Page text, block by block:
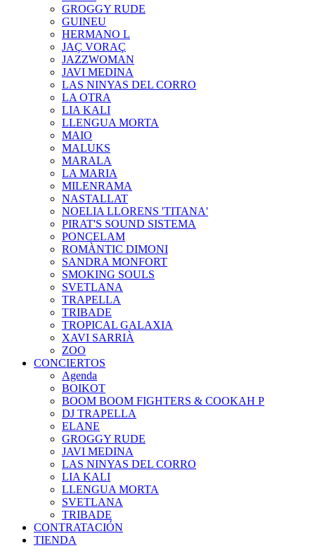
GROGGY RUDE
GUINEU
HERMANO L
JAÇ VORAÇ
JAZZWOMAN
JAVI MEDINA
LAS NINYAS DEL CORRO
LA OTRA
LIA KALI
LLENGUA MORTA
MAIO
MALUKS
MARALA
LA MARIA
MILENRAMA
NASTALLAT
NOELIA LLORENS 'TITANA'
PIRAT'S SOUND SISTEMA
PONCELAM
ROMÀNTIC DIMONI
SANDRA MONFORT
SMOKING SOULS
SVETLANA
TRAPELLA
TRIBADE
TROPICAL GALAXIA
XAVI SARRIÀ
ZOO
CONCIERTOS
Agenda
BOIKOT
BOOM BOOM FIGHTERS & COOKAH P
DJ TRAPELLA
ELANE
GROGGY RUDE
JAVI MEDINA
LAS NINYAS DEL CORRO
LIA KALI
LLENGUA MORTA
SVETLANA
TRIBADE
CONTRATACIÓN
TIENDA